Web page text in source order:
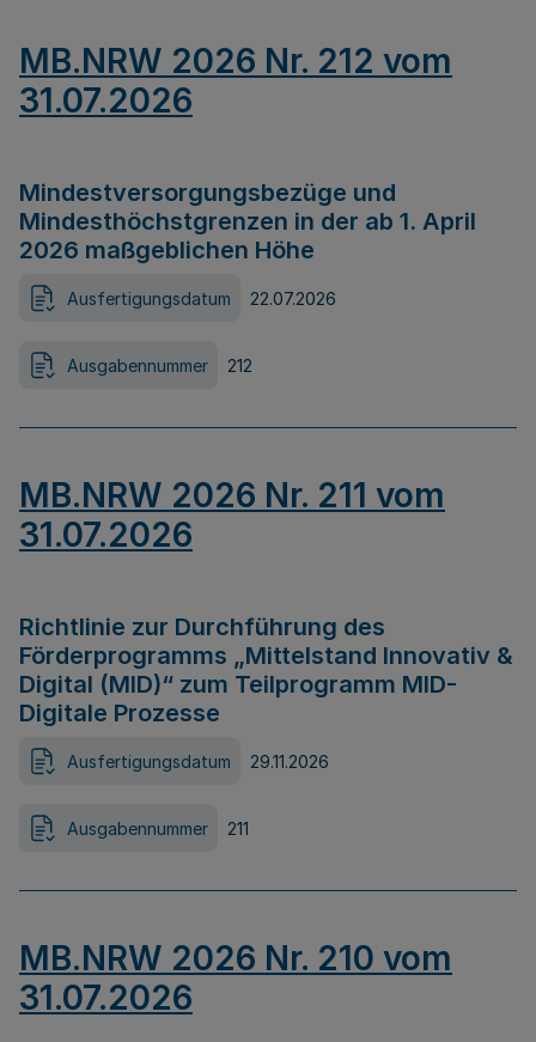
MB.NRW 2026 Nr. 212 vom
31.07.2026
Mindestversorgungsbezüge und
Mindesthöchstgrenzen in der ab 1. April
2026 maßgeblichen Höhe
Ausfertigungsdatum 22.07.2026
Ausgabennummer 212
MB.NRW 2026 Nr. 211 vom
31.07.2026
Richtlinie zur Durchführung des
Förderprogramms „Mittelstand Innovativ &
Digital (MID)“ zum Teilprogramm MID-
Digitale Prozesse
Ausfertigungsdatum 29.11.2026
Ausgabennummer 211
MB.NRW 2026 Nr. 210 vom
31.07.2026